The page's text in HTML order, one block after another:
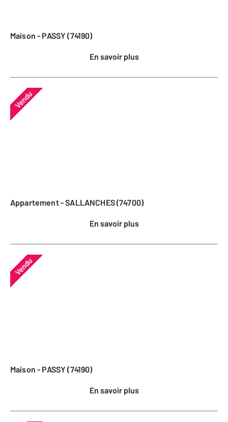
Maison - PASSY (74190)
En savoir plus
Vendu
Appartement - SALLANCHES (74700)
En savoir plus
Vendu
Maison - PASSY (74190)
En savoir plus